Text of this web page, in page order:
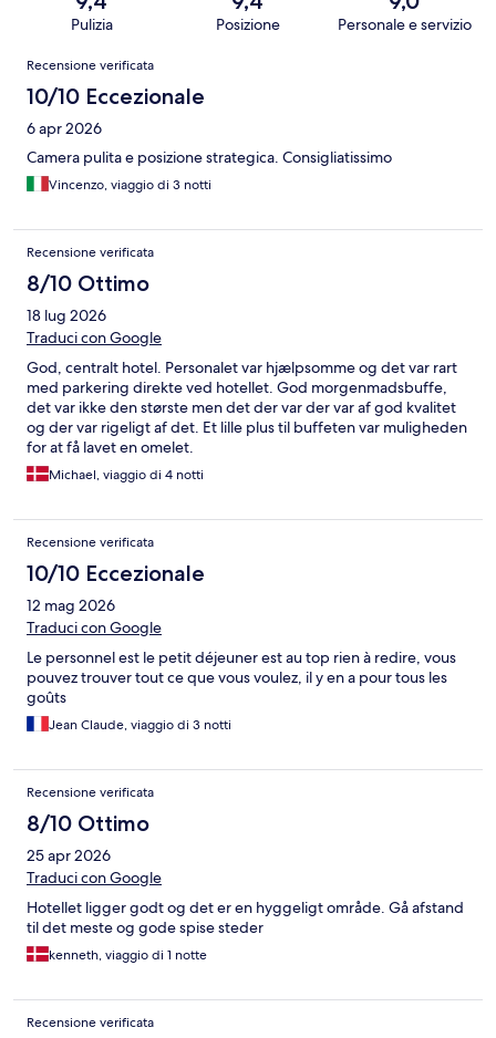
Pulizia Posizione Personale e servizio
Recensioni
Recensione verificata
10/10 Eccezionale
6 apr 2026
Camera pulita e posizione strategica. Consigliatissimo
Vincenzo, viaggio di 3 notti
Recensione verificata
8/10 Ottimo
18 lug 2026
Traduci con Google
God, centralt hotel. Personalet var hjælpsomme og det var rart
med parkering direkte ved hotellet. God morgenmadsbuffe,
det var ikke den største men det der var der var af god kvalitet
og der var rigeligt af det. Et lille plus til buffeten var muligheden
for at få lavet en omelet.
Michael, viaggio di 4 notti
Recensione verificata
10/10 Eccezionale
12 mag 2026
Traduci con Google
Le personnel est le petit déjeuner est au top rien à redire, vous
pouvez trouver tout ce que vous voulez, il y en a pour tous les
goûts
Jean Claude, viaggio di 3 notti
Recensione verificata
8/10 Ottimo
25 apr 2026
Traduci con Google
Hotellet ligger godt og det er en hyggeligt område. Gå afstand
til det meste og gode spise steder
kenneth, viaggio di 1 notte
Recensione verificata